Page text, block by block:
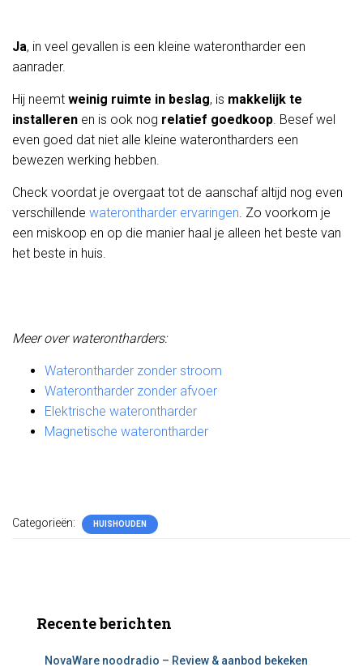
Ja, in veel gevallen is een kleine waterontharder een
aanrader.
Hij neemt weinig ruimte in beslag, is makkelijk te
installeren en is ook nog relatief goedkoop. Besef wel
even goed dat niet alle kleine waterontharders een
bewezen werking hebben.
Check voordat je overgaat tot de aanschaf altijd nog even
verschillende waterontharder ervaringen. Zo voorkom je
een miskoop en op die manier haal je alleen het beste van
het beste in huis.
Meer over waterontharders:
Waterontharder zonder stroom
Waterontharder zonder afvoer
Elektrische waterontharder
Magnetische waterontharder
Categorieën: HUISHOUDEN
Recente berichten
NovaWare noodradio – Review & aanbod bekeken